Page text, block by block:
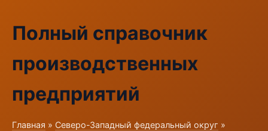
Полный справочник
производственных
предприятий
Главная » Северо-Западный федеральный округ »